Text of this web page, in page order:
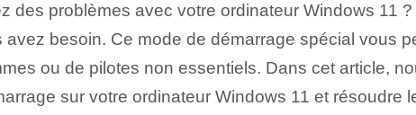
des problèmes avec votre ordinateur Windows 11 ?
avez besoin. Ce mode de démarrage spécial vous
ou de pilotes non essentiels. Dans cet article,
sur votre ordinateur Windows 11 et résoudre